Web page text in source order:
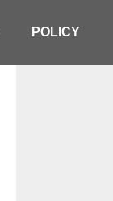
POLICY